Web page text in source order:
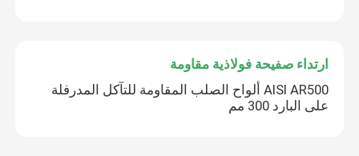
ارتداء صفيحة فولاذية مقاومة
AISI AR500 ألواح الصلب المقاومة للتآكل المدرفلة
على البارد 300 مم